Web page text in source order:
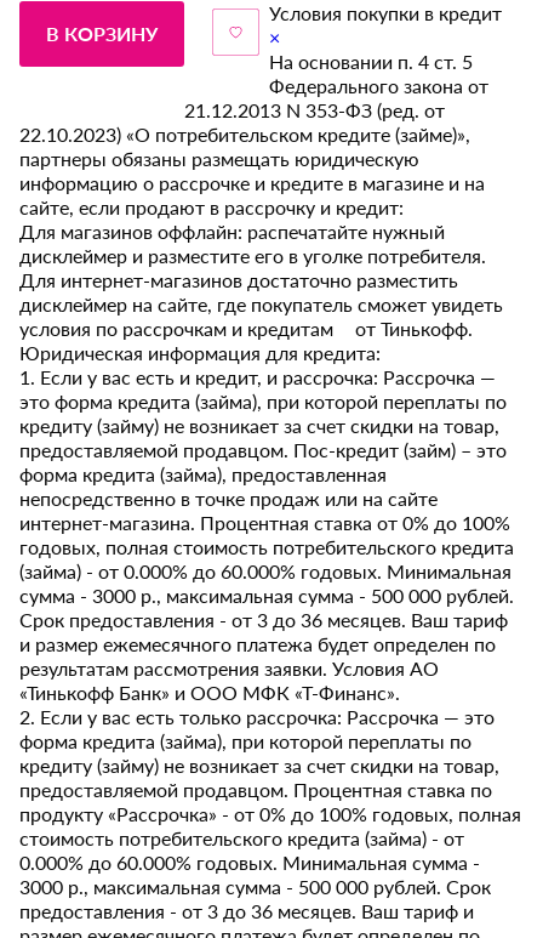
В КОРЗИНУ
Условия покупки в кредит
×
На основании п. 4 ст. 5
Федерального закона от
21.12.2013 N 353-ФЗ (ред. от
22.10.2023) «О потребительском кредите (займе)»,
партнеры обязаны размещать юридическую
информацию о рассрочке и кредите в магазине и на
сайте, если продают в рассрочку и кредит:
Для магазинов оффлайн: распечатайте нужный
дисклеймер и разместите его в уголке потребителя.
Для интернет-магазинов достаточно разместить
дисклеймер на сайте, где покупатель сможет увидеть
условия по рассрочкам и кредитам от Тинькофф.
Юридическая информация для кредита:
1. Если у вас есть и кредит, и рассрочка: Рассрочка —
это форма кредита (займа), при которой переплаты по
кредиту (займу) не возникает за счет скидки на товар,
предоставляемой продавцом. Пос-кредит (займ) – это
форма кредита (займа), предоставленная
непосредственно в точке продаж или на сайте
интернет-магазина. Процентная ставка от 0% до 100%
годовых, полная стоимость потребительского кредита
(займа) - от 0.000% до 60.000% годовых. Минимальная
сумма - 3000 р., максимальная сумма - 500 000 рублей.
Срок предоставления - от 3 до 36 месяцев. Ваш тариф
и размер ежемесячного платежа будет определен по
результатам рассмотрения заявки. Условия АО
«Тинькофф Банк» и ООО МФК «Т-Финанс».
2. Если у вас есть только рассрочка: Рассрочка — это
форма кредита (займа), при которой переплаты по
кредиту (займу) не возникает за счет скидки на товар,
предоставляемой продавцом. Процентная ставка по
продукту «Рассрочка» - от 0% до 100% годовых, полная
стоимость потребительского кредита (займа) - от
0.000% до 60.000% годовых. Минимальная сумма -
3000 р., максимальная сумма - 500 000 рублей. Срок
предоставления - от 3 до 36 месяцев. Ваш тариф и